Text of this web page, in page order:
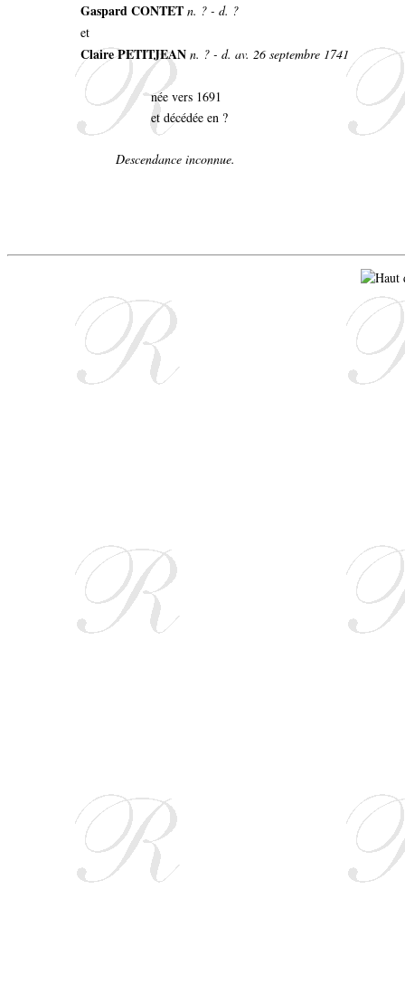
Gaspard CONTET n. ? - d. ?
et
Claire PETITJEAN n. ? - d. av. 26 septembre 1741
née vers 1691
et décédée en ?
Descendance inconnue.